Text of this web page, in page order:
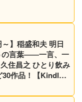
～】稲盛和夫 明日
の言葉――一言、一
住昌之 ひとり飲み
30作品！【Kindle